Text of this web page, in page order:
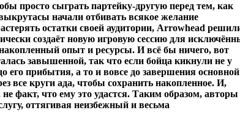
просто сыграть партейку-другую перед тем, как
начали отбивать всякое желание
остатки своей аудитории, Arrowhead
создаёт новую игровую сессию для
опыт и ресурсы. И всё бы ничего, вот
завышенной, так что если бойца кикнули не у
его прибытия, а то и вовсе до завершения основной
все круги ада, чтобы сохранить накопленное. И,
факт, что ему это удастся. Таким образом, авторы
оттягивая неизбежный и весьма